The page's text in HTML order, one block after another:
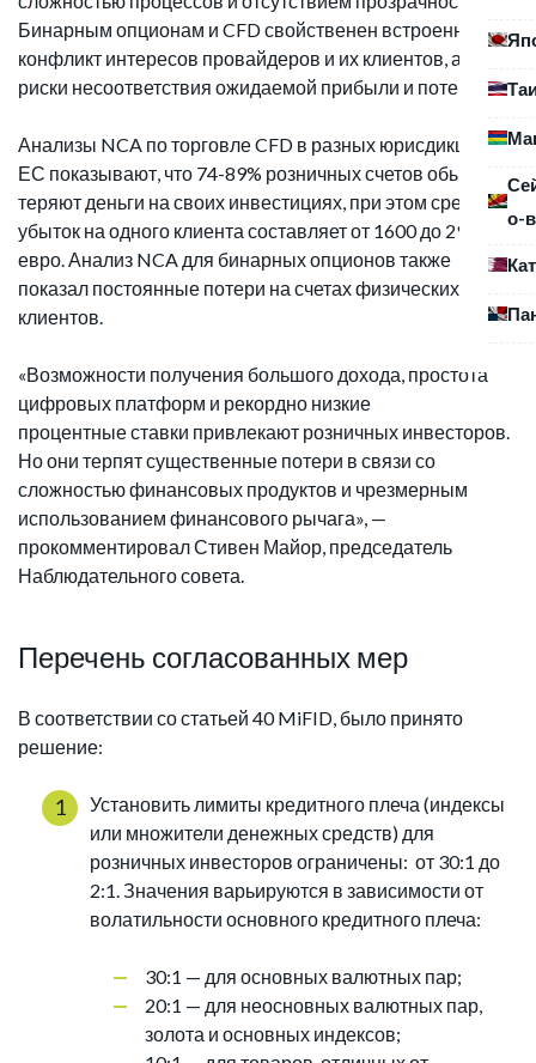
о-
Бинарным опционам и CFD свойственен встроенный
конфликт интересов провайдеров и их клиентов, а также
риски несоответствия ожидаемой прибыли и потерь.
Анализы NCA по торговле CFD в разных юрисдикциях
ЕС показывают, что 74-89% розничных счетов обычно
теряют деньги на своих инвестициях, при этом средний
убыток на одного клиента составляет от 1600 до 29 000
евро. Анализ NCA для бинарных опционов также
показал постоянные потери на счетах физических
клиентов.
«Возможности получения большого дохода, простота
цифровых платформ и рекордно низкие
процентные ставки привлекают розничных инвесторов.
Но они терпят существенные потери в связи со
сложностью финансовых продуктов и чрезмерным
использованием финансового рычага», —
прокомментировал Стивен Майор, председатель
Наблюдательного совета.
Перечень согласованных мер
В соответствии со статьей 40 MiFID, было принято
решение:
Установить лимиты кредитного плеча (индексы
или множители денежных средств) для
розничных инвесторов ограничены: от 30:1 до
2:1. Значения варьируются в зависимости от
волатильности основного кредитного плеча:
30:1 — для основных валютных пар;
20:1 — для неосновных валютных пар,
золота и основных индексов;